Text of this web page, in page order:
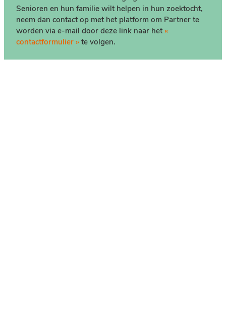
Senioren en hun familie wilt helpen in hun zoektocht,
neem dan contact op met het platform om Partner te
worden via e-mail door deze link naar het «
contactformulier » te volgen.